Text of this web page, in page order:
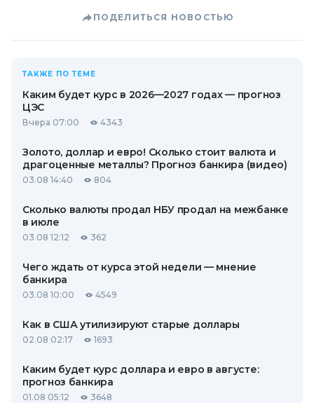
ПОДЕЛИТЬСЯ НОВОСТЬЮ
ТАКЖЕ ПО ТЕМЕ
Каким будет курс в 2026—2027 годах — прогноз
ЦЭС
Вчера 07:00 4343
Золото, доллар и евро! Сколько стоит валюта и
драгоценные металлы? Прогноз банкира (видео)
03.08 14:40 804
Сколько валюты продал НБУ продал на межбанке
в июле
03.08 12:12 362
Чего ждать от курса этой недели — мнение
банкира
03.08 10:00 4549
Как в США утилизируют старые доллары
02.08 02:17 1693
Каким будет курс доллара и евро в августе:
прогноз банкира
01.08 05:12 3648